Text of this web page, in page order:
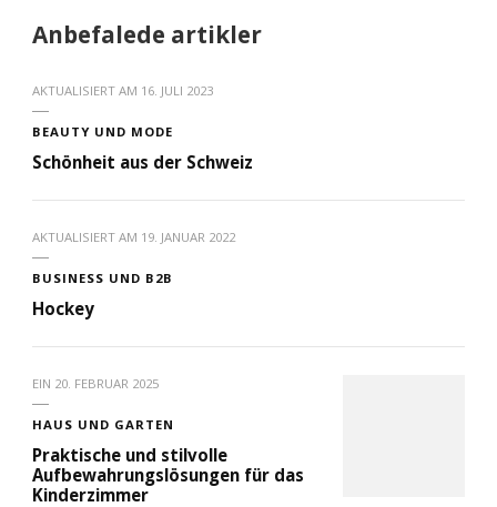
Anbefalede artikler
AKTUALISIERT AM 16. JULI 2023
BEAUTY UND MODE
Schönheit aus der Schweiz
AKTUALISIERT AM 19. JANUAR 2022
BUSINESS UND B2B
Hockey
EIN 20. FEBRUAR 2025
HAUS UND GARTEN
Praktische und stilvolle
Aufbewahrungslösungen für das
Kinderzimmer